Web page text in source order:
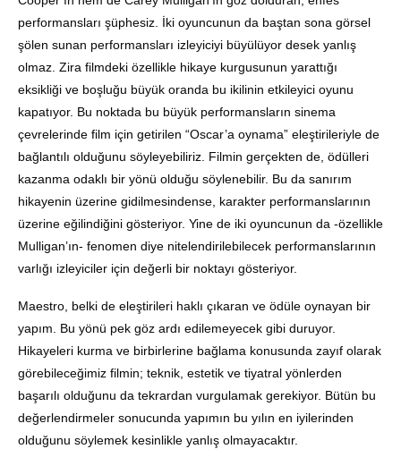
performansları şüphesiz. İki oyuncunun da baştan sona görsel
şölen sunan performansları izleyiciyi büyülüyor desek yanlış
olmaz. Zira filmdeki özellikle hikaye kurgusunun yarattığı
eksikliği ve boşluğu büyük oranda bu ikilinin etkileyici oyunu
kapatıyor. Bu noktada bu büyük performansların sinema
çevrelerinde film için getirilen “Oscar’a oynama” eleştirileriyle de
bağlantılı olduğunu söyleyebiliriz. Filmin gerçekten de, ödülleri
kazanma odaklı bir yönü olduğu söylenebilir. Bu da sanırım
hikayenin üzerine gidilmesindense, karakter performanslarının
üzerine eğilindiğini gösteriyor. Yine de iki oyuncunun da -özellikle
Mulligan’ın- fenomen diye nitelendirilebilecek performanslarının
varlığı izleyiciler için değerli bir noktayı gösteriyor.
Maestro, belki de eleştirileri haklı çıkaran ve ödüle oynayan bir
yapım. Bu yönü pek göz ardı edilemeyecek gibi duruyor.
Hikayeleri kurma ve birbirlerine bağlama konusunda zayıf olarak
görebileceğimiz filmin; teknik, estetik ve tiyatral yönlerden
başarılı olduğunu da tekrardan vurgulamak gerekiyor. Bütün bu
değerlendirmeler sonucunda yapımın bu yılın en iyilerinden
olduğunu söylemek kesinlikle yanlış olmayacaktır.